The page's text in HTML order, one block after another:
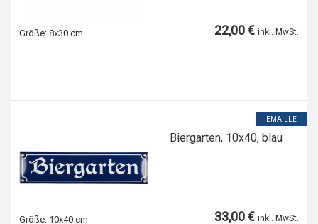
Größe: 8x30 cm 22,00 € inkl. MwSt.
EMAILLE
Biergarten, 10x40, blau
Größe: 10x40 cm 33,00 € inkl. MwSt.